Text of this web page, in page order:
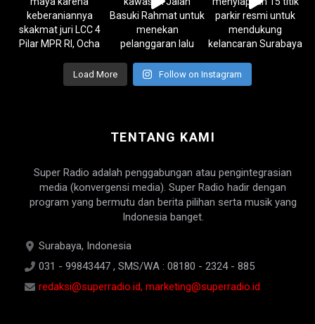
Load More Follow on Instagram
TENTANG KAMI
Super Radio adalah penggabungan atau pengintegrasian
media (konvergensi media). Super Radio hadir dengan
program yang bermutu dan berita pilihan serta musik yang
Indonesia banget.
Surabaya, Indonesia
031 - 99843447 , SMS/WA : 08180 - 2324 - 885
redaksi@superradio.id, marketing@superradio.id